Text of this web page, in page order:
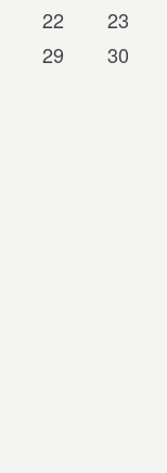
22
23
29
30